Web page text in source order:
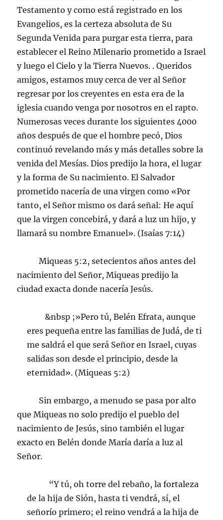
Testamento y como está registrado en los
Evangelios, es la certeza absoluta de Su
Segunda Venida para purgar esta tierra, para
establecer el Reino Milenario prometido a Israel
y luego el Cielo y la Tierra Nuevos. . Queridos
amigos, estamos muy cerca de ver al Señor
regresar por los creyentes en esta era de la
iglesia cuando venga por nosotros en el rapto.
Numerosas veces durante los siguientes 4000
años después de que el hombre pecó, Dios
continuó revelando más y más detalles sobre la
venida del Mesías. Dios predijo la hora, el lugar
y la forma de Su nacimiento. El Salvador
prometido nacería de una virgen como «Por
tanto, el Señor mismo os dará señal: He aquí
que la virgen concebirá, y dará a luz un hijo, y
llamará su nombre Emanuel». (Isaías 7:14)
Miqueas 5:2, setecientos años antes del
nacimiento del Señor, Miqueas predijo la
ciudad exacta donde nacería Jesús.
&nbsp ;»Pero tú, Belén Efrata, aunque
eres pequeña entre las familias de Judá, de ti
me saldrá el que será Señor en Israel, cuyas
salidas son desde el principio, desde la
eternidad». (Miqueas 5:2)
Sin embargo, a menudo se pasa por alto
que Miqueas no solo predijo el pueblo del
nacimiento de Jesús, sino también el lugar
exacto en Belén donde María daría a luz al
Señor.
“Y tú, oh torre del rebaño, la fortaleza
de la hija de Sión, hasta ti vendrá, sí, el
señorío primero; el reino vendrá a la hija de